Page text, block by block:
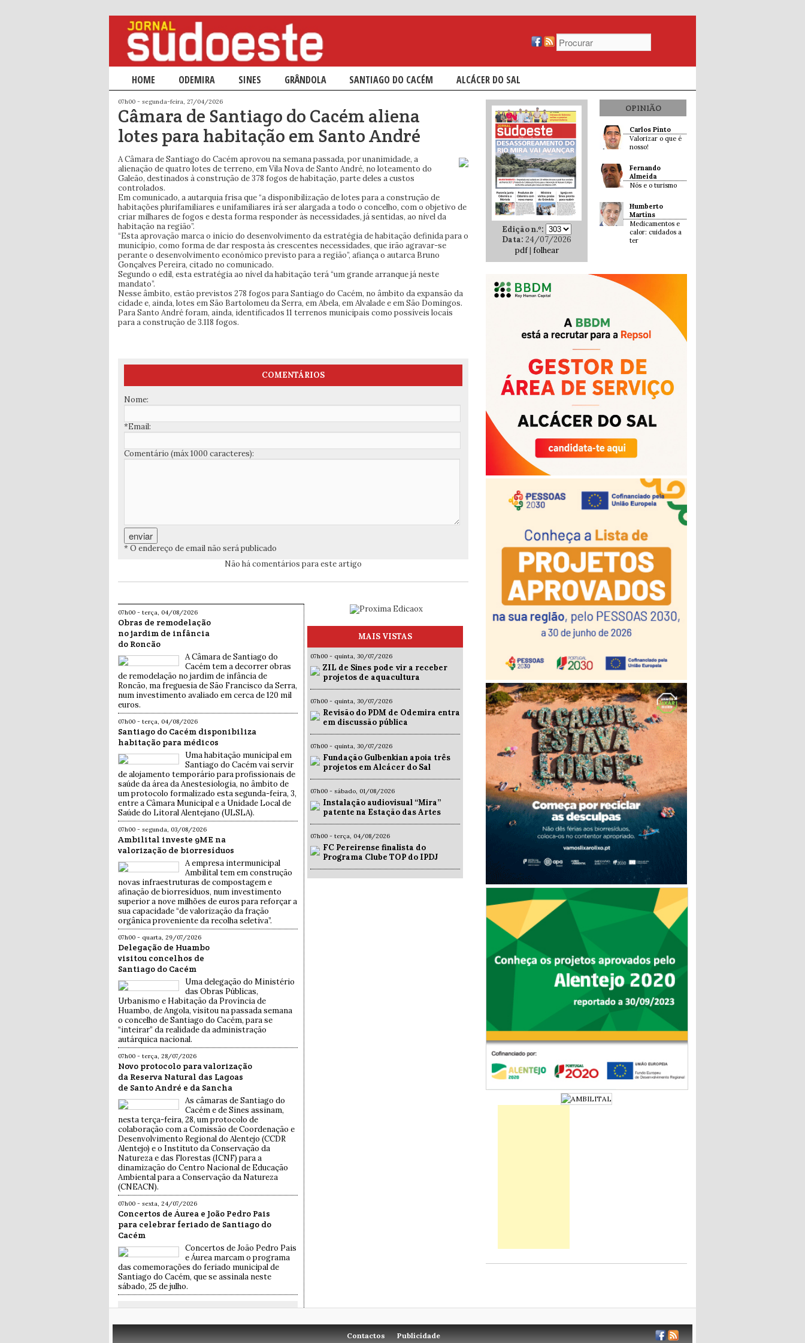
Menu principal
SALTAR PARA O CONTEÚDO PRIMÁRIO
SALTAR PARA O CONTEÚDO SECUNDÁRIO
HOME ODEMIRA SINES GRÂNDOLA SANTIAGO DO CACÉM ALCÁCER DO SAL
07h00 - segunda-feira, 27/04/2026
Câmara de Santiago do Cacém aliena
lotes para habitação em Santo André
A Câmara de Santiago do Cacém aprovou na semana passada, por unanimidade, a
alienação de quatro lotes de terreno, em Vila Nova de Santo André, no loteamento do
Galeão, destinados à construção de 378 fogos de habitação, parte deles a custos
controlados.
Em comunicado, a autarquia frisa que “a disponibilização de lotes para a construção de
habitações plurifamiliares e unifamiliares irá ser alargada a todo o concelho, com o objetivo de
criar milhares de fogos e desta forma responder às necessidades, já sentidas, ao nível da
habitação na região”.
“Esta aprovação marca o início do desenvolvimento da estratégia de habitação definida para o
município, como forma de dar resposta às crescentes necessidades, que irão agravar-se
perante o desenvolvimento económico previsto para a região”, afiança o autarca Bruno
Gonçalves Pereira, citado no comunicado.
Segundo o edil, esta estratégia ao nível da habitação terá “um grande arranque já neste
mandato”.
Nesse âmbito, estão previstos 278 fogos para Santiago do Cacém, no âmbito da expansão da
cidade e, ainda, lotes em São Bartolomeu da Serra, em Abela, em Alvalade e em São Domingos.
Para Santo André foram, ainda, identificados 11 terrenos municipais como possíveis locais
para a construção de 3.118 fogos.
COMENTÁRIOS
Nome:
*Email:
Comentário (máx 1000 caracteres):
* O endereço de email não será publicado
Não há comentários para este artigo
07h00 - terça, 04/08/2026
Obras de remodelação
no jardim de infância
do Roncão
A Câmara de Santiago do
Cacém tem a decorrer obras
de remodelação no jardim de infância de
Roncão, ma freguesia de São Francisco da Serra,
num investimento avaliado em cerca de 120 mil
euros.
07h00 - terça, 04/08/2026
Santiago do Cacém disponibiliza
habitação para médicos
Uma habitação municipal em
Santiago do Cacém vai servir
de alojamento temporário para profissionais de
saúde da área da Anestesiologia, no âmbito de
um protocolo formalizado esta segunda-feira, 3,
entre a Câmara Municipal e a Unidade Local de
Saúde do Litoral Alentejano (ULSLA).
07h00 - segunda, 03/08/2026
Ambilital investe 9ME na
valorização de biorresíduos
A empresa intermunicipal
Ambilital tem em construção
novas infraestruturas de compostagem e
afinação de biorresíduos, num investimento
superior a nove milhões de euros para reforçar a
sua capacidade “de valorização da fração
orgânica proveniente da recolha seletiva”.
07h00 - quarta, 29/07/2026
Delegação de Huambo
visitou concelhos de
Santiago do Cacém
Uma delegação do Ministério
das Obras Públicas,
Urbanismo e Habitação da Província de
Huambo, de Angola, visitou na passada semana
o concelho de Santiago do Cacém, para se
“inteirar” da realidade da administração
autárquica nacional.
07h00 - terça, 28/07/2026
Novo protocolo para valorização
da Reserva Natural das Lagoas
de Santo André e da Sancha
As câmaras de Santiago do
Cacém e de Sines assinam,
nesta terça-feira, 28, um protocolo de
colaboração com a Comissão de Coordenação e
Desenvolvimento Regional do Alentejo (CCDR
Alentejo) e o Instituto da Conservação da
Natureza e das Florestas (ICNF) para a
dinamização do Centro Nacional de Educação
Ambiental para a Conservação da Natureza
(CNEACN).
07h00 - sexta, 24/07/2026
Concertos de Áurea e João Pedro Pais
para celebrar feriado de Santiago do
Cacém
Concertos de João Pedro Pais
e Áurea marcam o programa
das comemorações do feriado municipal de
Santiago do Cacém, que se assinala neste
sábado, 25 de julho.
MAIS VISTAS
07h00 - quinta, 30/07/2026
ZIL de Sines pode vir a receber
projetos de aquacultura
07h00 - quinta, 30/07/2026
Revisão do PDM de Odemira entra
em discussão pública
07h00 - quinta, 30/07/2026
Fundação Gulbenkian apoia três
projetos em Alcácer do Sal
07h00 - sábado, 01/08/2026
Instalação audiovisual “Mira”
patente na Estação das Artes
07h00 - terça, 04/08/2026
FC Pereirense finalista do
Programa Clube TOP do IPDJ
Edição n.º:
Data: 24/07/2026
pdf | folhear
OPINIÃO
Carlos Pinto
Valorizar o que é
nosso!
Fernando
Almeida
Nós e o turismo
Humberto
Martins
Medicamentos e
calor: cuidados a
ter
Contactos Publicidade